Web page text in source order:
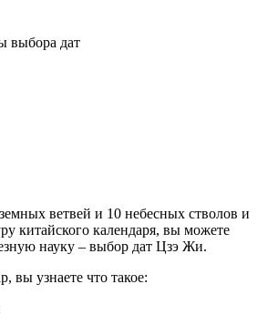
выбора дат
ветвей и 10 небесных стволов и
китайского календаря, вы можете
науку – выбор дат Цзэ Жи.
вы узнаете что такое: